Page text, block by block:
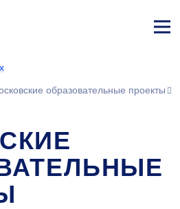
ине
образовательные проекты